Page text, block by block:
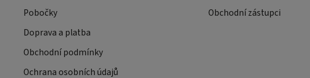
Pobočky
Doprava a platba
Obchodní podmínky
Ochrana osobních údajů
Obchodní zástupci